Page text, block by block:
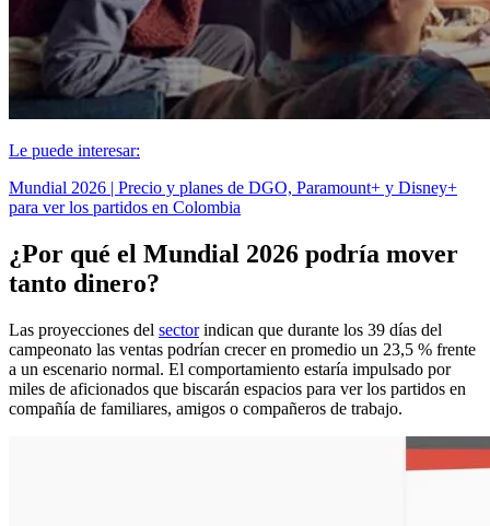
Le puede interesar:
Mundial 2026 | Precio y planes de DGO, Paramount+ y Disney+
para ver los partidos en Colombia
¿Por qué el Mundial 2026 podría mover
tanto dinero?
Las proyecciones del sectorindican que durante los 39 días del
campeonato las ventas podrían crecer en promedio un 23,5 % frente
a un escenario normal. El comportamiento estaría impulsado por
miles de aficionados que biscarán espacios para ver los partidos en
compañía de familiares, amigos o compañeros de trabajo.